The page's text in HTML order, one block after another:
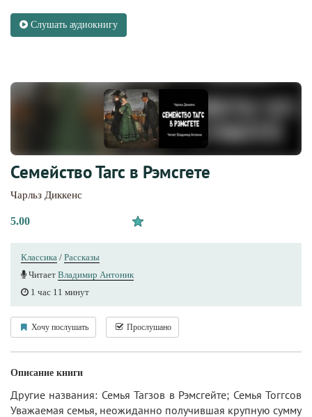
Слушать аудиокнигу
Семейство Тагс в Рэмсгете
Чарльз Диккенс
5.00
Классика / Рассказы
Читает Владимир Антоник
1 час 11 минут
Хочу послушать Прослушано
Описание книги
Другие названия: Семья Тагзов в Рэмсгейте; Семья Тоггсов
Уважаемая семья, неожиданно получившая крупную сумму